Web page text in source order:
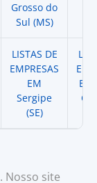
Grosso do
Sul (MS)
LISTAS DE
EMPRESAS
EM
Sergipe
(SE)
EM
Nosso site